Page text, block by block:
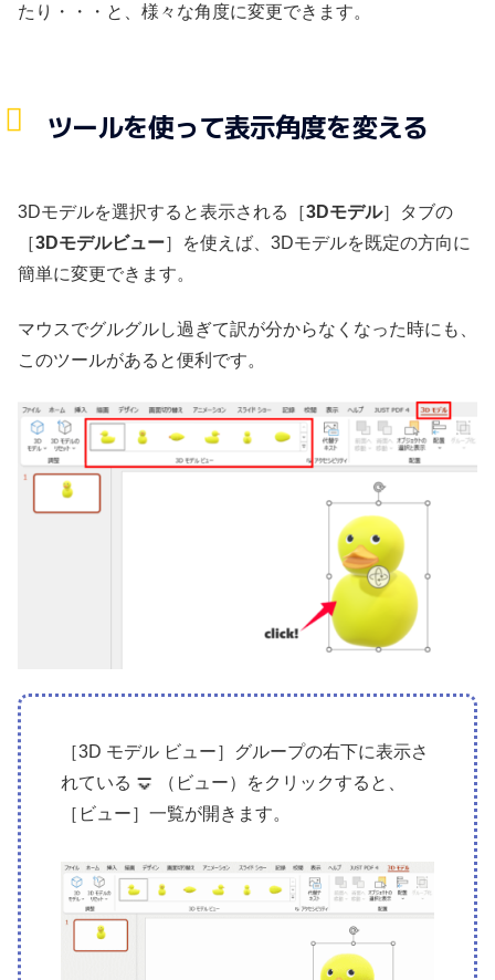
たり・・・と、様々な角度に変更できます。
ツールを使って表示角度を変える
3Dモデルを選択すると表示される［3Dモデル］タブの
［3Dモデルビュー］を使えば、3Dモデルを既定の方向に
簡単に変更できます。
マウスでグルグルし過ぎて訳が分からなくなった時にも、
このツールがあると便利です。
［3D モデル ビュー］グループの右下に表示さ
れている
（ビュー）をクリックすると、
［ビュー］一覧が開きます。